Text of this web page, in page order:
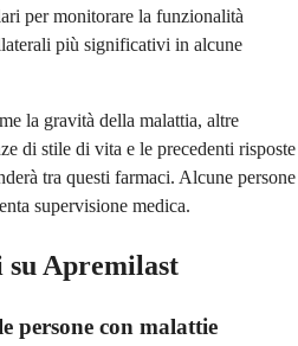
per monitorare la funzionalità
più significativi in alcune
la gravità della malattia, altre
di stile di vita e le precedenti risposte
tra questi farmaci. Alcune persone
supervisione medica.
su Apremilast
persone con malattie